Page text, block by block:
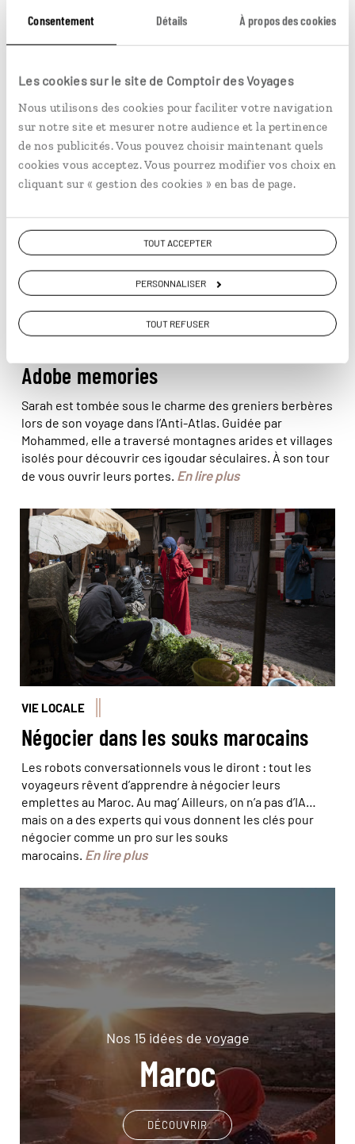
Consentement Détails À propos des cookies
Les cookies sur le site de Comptoir des Voyages
Nous utilisons des cookies pour faciliter votre navigation
sur notre site et mesurer notre audience et la pertinence
de nos publicités. Vous pouvez choisir maintenant quels
cookies vous acceptez. Vous pourrez modifier vos choix en
cliquant sur « gestion des cookies » en bas de page.
TOUT ACCEPTER
PERSONNALISER
TOUT REFUSER
est sûre, de Tanger à Tarfaya, un
voyage au Marocdoit
aussi sa beauté à ce caractère unique qui le définit.
Vous aimerez aussi...
Les 90 chambres du grenier collectif d'Ighir Ifrane sont
réparties sur trois étages le long d'une allée de
50 mètres. © Cegalerba-Szwemberg/hemis
Adobe memories
Sarah est tombée sous le charme des greniers berbères
lors de son voyage dans l’Anti-Atlas. Guidée par
Mohammed, elle a traversé montagnes arides et villages
isolés pour découvrir ces igoudar séculaires. À son tour
de vous ouvrir leurs portes. En lire plus
© Arié Botbol/Réa
VIE LOCALE
Négocier dans les souks marocains
Les robots conversationnels vous le diront : tout les
voyageurs rêvent d’apprendre à négocier leurs
emplettes au Maroc. Au mag’ Ailleurs, on n’a pas d’IA…
mais on a des experts qui vous donnent les clés pour
négocier comme un pro sur les souks
marocains. En lire plus
Nos 15 idées de voyage
Maroc
DÉCOUVRIR